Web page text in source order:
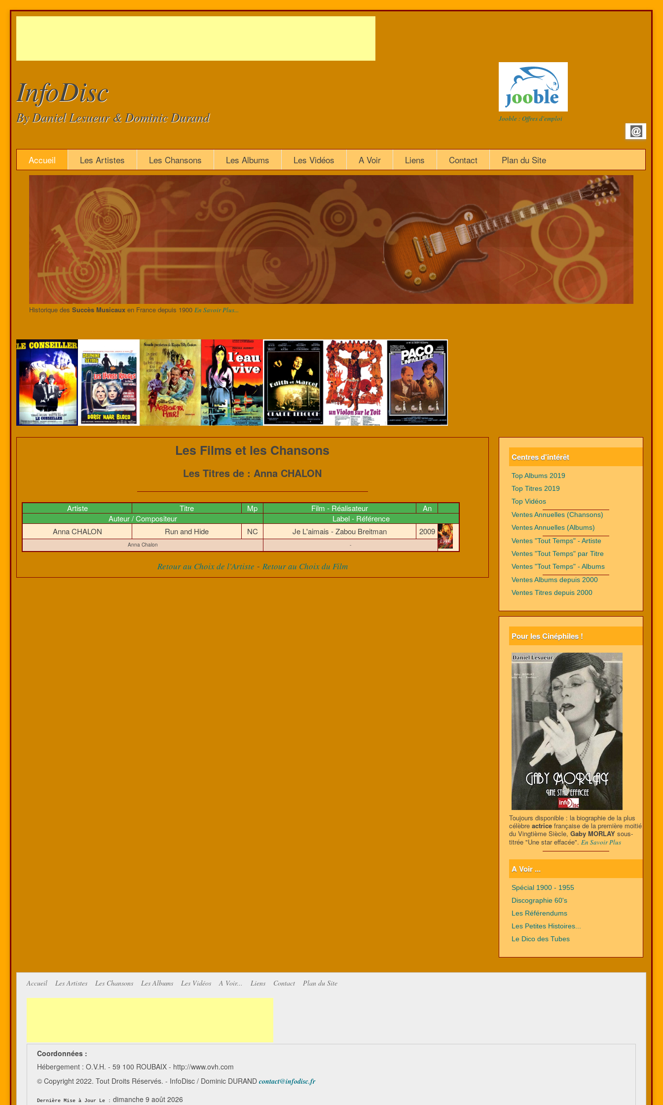
InfoDisc
By Daniel Lesueur & Dominic Durand Jooble : Offres d'emploi
Accueil Les Artistes Les Chansons Les Albums Les Vidéos A Voir Liens Contact Plan du Site
Historique des Succès Musicauxen France depuis 1900 En Savoir Plus...
Les Films et les Chansons
Les Titres de : Anna CHALON
Artiste Titre Mp Film - Réalisateur
An
Auteur / Compositeur
Label - Référence
Anna CHALON
Run and Hide NC Je L'aimais - Zabou Breitman 2009
Anna Chalon -
Retour au Choix de l'Artiste - Retour au Choix du Film
Centres d'intérêt
Top Albums 2019
Top Titres 2019
Top Vidéos
Ventes Annuelles (Chansons)
Ventes Annuelles (Albums)
Ventes "Tout Temps" - Artiste
Ventes "Tout Temps" par Titre
Ventes "Tout Temps" - Albums
Ventes Albums depuis 2000
Ventes Titres depuis 2000
Pour les Cinéphiles !
Toujours disponible : la biographie de la plus
célèbre actricefrançaise de la première moitié
du Vingtième Siècle, Gaby MORLAYsous-
titrée "Une star effacée". En Savoir Plus
A Voir ...
Spécial 1900 - 1955
Discographie 60's
Les Référendums
Les Petites Histoires...
Le Dico des Tubes
Accueil Les Artistes Les Chansons Les Albums Les Vidéos A Voir... Liens Contact Plan du Site
Coordonnées :
Hébergement : O.V.H. - 59 100 ROUBAIX - http://www.ovh.com
© Copyright 2022. Tout Droits Réservés. - InfoDisc / Dominic DURAND contact@infodisc.fr
Dernière Mise à Jour Le : dimanche 9 août 2026